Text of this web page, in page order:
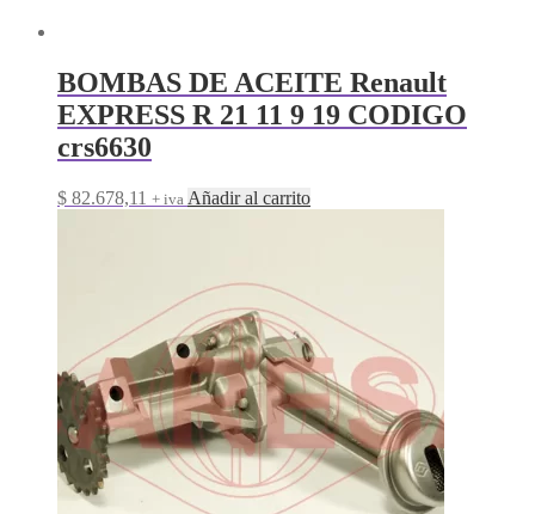
BOMBAS DE ACEITE Renault
EXPRESS R 21 11 9 19 CODIGO
crs6630
$ 82.678,11 + iva Añadir al carrito